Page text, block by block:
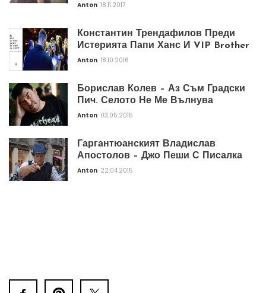
Anton 18.11.2017
Константин Трендафилов Преди
Истерията Папи Ханс И VIP Brother
Anton 18.10.2016
Борислав Колев – Аз Съм Градски
Пич. Селото Не Ме Вълнува
Anton 03.05.2015
Гаргантюанският Владислав
Апостолов – Джо Пеши С Писалка
Anton 22.04.2015